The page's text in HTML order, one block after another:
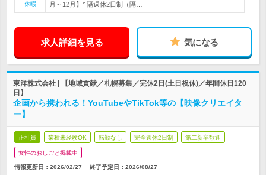
休暇
月～12月】* 隔週休2日制（隔…
求人詳細を見る 気になる
東洋株式会社 | 【地域貢献／札幌募集／完休2日(土日祝休)／年間休日120
日】
企画から携われる！YouTubeやTikTok等の【映像クリエイタ
ー】
正社員 業種未経験OK 転勤なし 完全週休2日制 第二新卒歓迎
女性のおしごと掲載中
情報更新日：2026/02/27 終了予定日： 2026/08/27